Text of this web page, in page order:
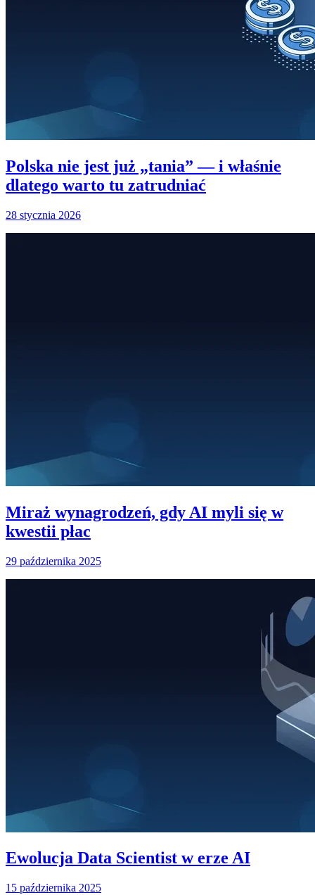
Polska nie jest już „tania” — i właśnie
dlatego warto tu zatrudniać
28 stycznia 2026
Miraż wynagrodzeń, gdy AI myli się w
kwestii płac
29 października 2025
Ewolucja Data Scientist w erze AI
15 października 2025